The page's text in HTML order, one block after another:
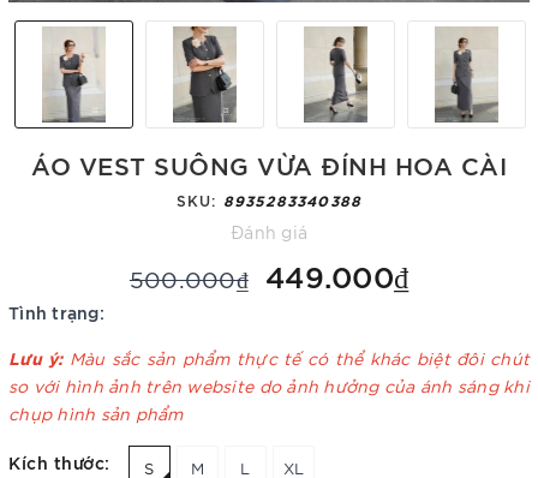
ÁO VEST SUÔNG VỪA ĐÍNH HOA CÀI
SKU: 8935283340388
Đánh giá
500.000₫ 449.000₫
Tình trạng:
Lưu ý: Màu sắc sản phẩm thực tế có thể khác biệt đôi chút
so với hình ảnh trên website do ảnh hưởng của ánh sáng khi
chụp hình sản phẩm
Kích thước: S M L XL